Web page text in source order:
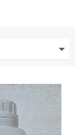
